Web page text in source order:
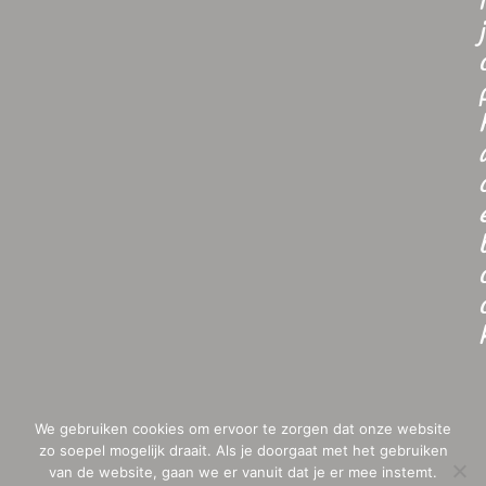
j
We gebruiken cookies om ervoor te zorgen dat onze website
zo soepel mogelijk draait. Als je doorgaat met het gebruiken
van de website, gaan we er vanuit dat je er mee instemt.